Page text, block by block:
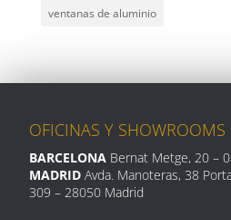
ventanas de aluminio
OFICINAS Y SHOWROOMS
BARCELONA Bernat Metge, 20–
MADRID Avda. Manoteras, 38
309 –28050 Madrid